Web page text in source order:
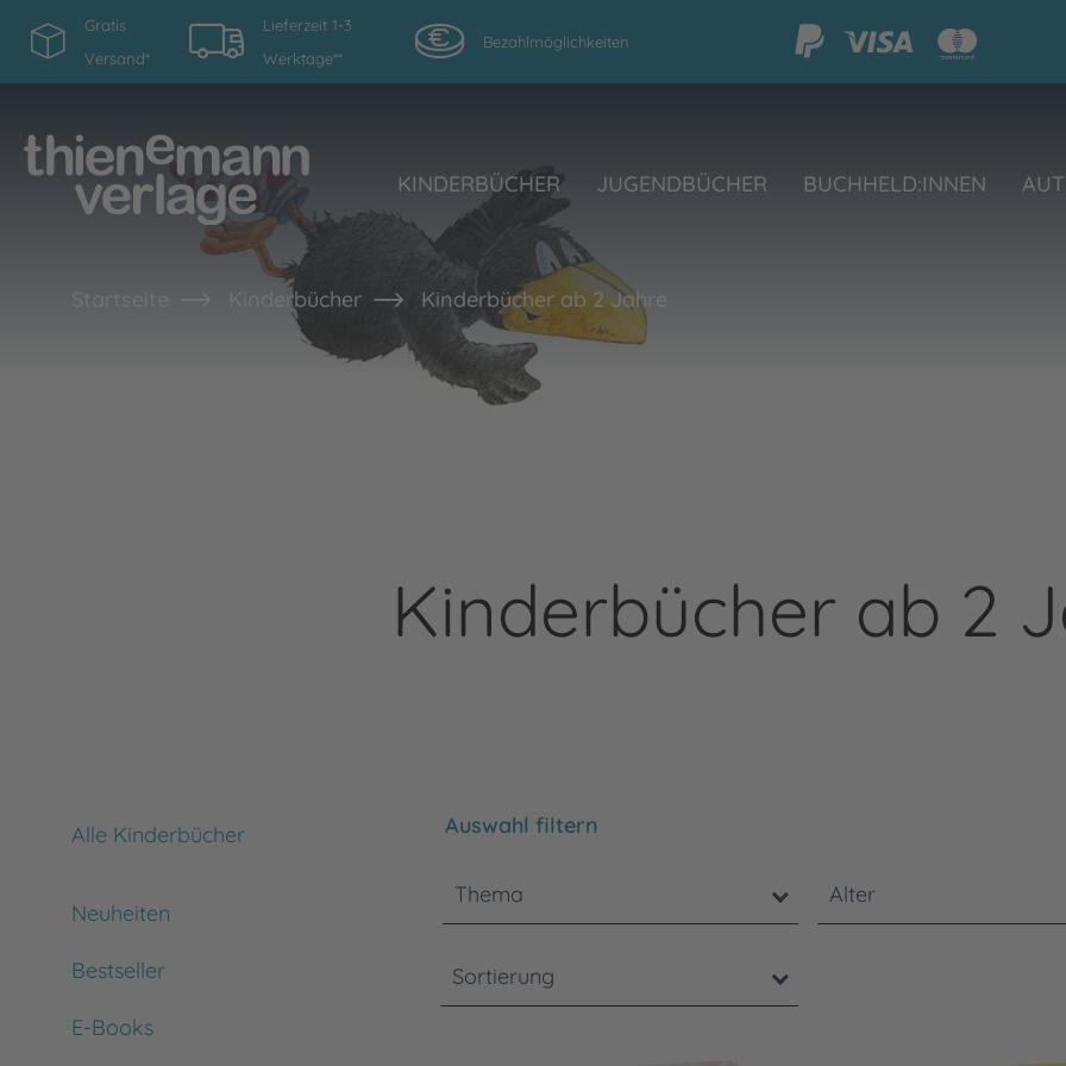
Gratis
Versand*
Lieferzeit 1-3
Werktage**
Bezahlmöglichkeiten
KINDERBÜCHER JUGENDBÜCHER BUCHHELD:INNEN
Kinderbücher Kinderbücher ab 2 Jahre
Kinderbücher ab 2
Alle Kinderbücher
Neuheiten
Bestseller
E-Books
Bitte beachten Sie, dass die Benutzung der nachstehenden
Auswahl filtern
Thema Alter
Sortierung